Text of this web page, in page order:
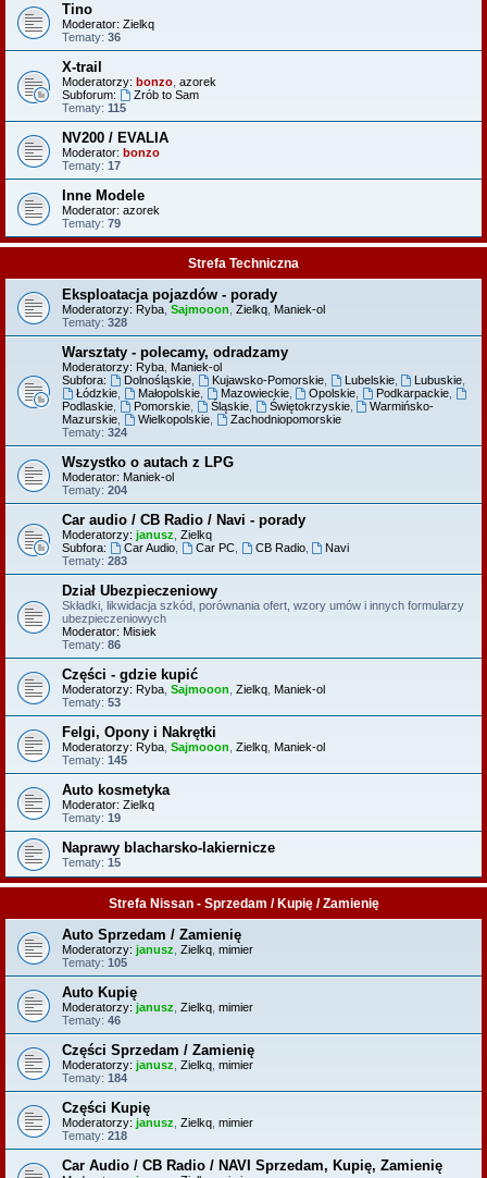
Tino
Moderator: Zielkq
Tematy: 36
X-trail
Moderatorzy: bonzo azorek
Subforum:
Zrób to Sam
Tematy: 115
NV200 / EVALIA
Moderator: bonzo
Tematy: 17
Inne Modele
Moderator: azorek
Tematy: 79
Strefa Techniczna
Eksploatacja pojazdów - porady
Moderatorzy: Ryba Sajmooon Zielkq Maniek-ol
Tematy: 328
Warsztaty - polecamy, odradzamy
Moderatorzy: Ryba Maniek-ol
Subfora:
Dolnośląskie, Kujawsko-Pomorskie, Lubelskie, Lubuskie
Łódzkie, Małopolskie, Mazowieckie, Opolskie Podkarpackie
Podlaskie
Pomorskie, Śląskie, Świętokrzyskie,
Warmińsko-
Mazurskie
Wielkopolskie,
Zachodniopomorskie
Tematy: 324
Wszystko o autach z LPG
Moderator: Maniek-ol
Tematy: 204
Car audio / CB Radio / Navi - porady
Moderatorzy: janusz Zielkq
Subfora:
Car Audio, Car PC, CB Radio,
Navi
Tematy: 283
Dział Ubezpieczeniowy
Składki, likwidacja szkód, porównania ofert, wzory umów i innych formularzy
ubezpieczeniowych
Moderator: Misiek
Tematy: 86
Części - gdzie kupić
Moderatorzy: Ryba Sajmooon Zielkq Maniek-ol
Tematy: 53
Felgi, Opony i Nakrętki
Moderatorzy: Ryba Sajmooon Zielkq Maniek-ol
Tematy: 145
Auto kosmetyka
Moderator: Zielkq
Tematy: 19
Naprawy blacharsko-lakiernicze
Tematy: 15
Strefa Nissan - Sprzedam / Kupię / Zamienię
Auto Sprzedam / Zamienię
Moderatorzy: janusz Zielkq mimier
Tematy: 105
Auto Kupię
Moderatorzy: janusz Zielkq mimier
Tematy: 46
Części Sprzedam / Zamienię
Moderatorzy: janusz Zielkq mimier
Tematy: 184
Części Kupię
Moderatorzy: janusz Zielkq mimier
Tematy: 218
Car Audio / CB Radio / NAVI Sprzedam, Kupię, Zamienię